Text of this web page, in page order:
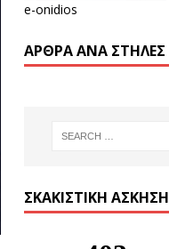
e-onidios
ΆΡΘΡΑ ΑΝΆ ΣΤΉΛΕΣ
ΣΚΑΚΙΣΤΙΚΉ ΆΣΚΗΣΗ